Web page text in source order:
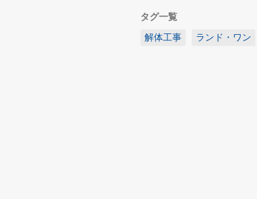
タグ一覧
解体工事
ランド・ワン